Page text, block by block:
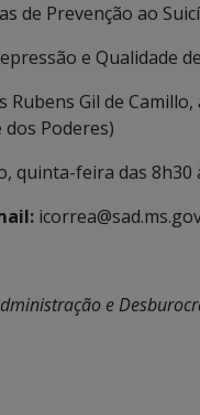
de Prevenção ao
e Qualidade
Rubens Gil de
Poderes)
quinta-feira das 8h30
e